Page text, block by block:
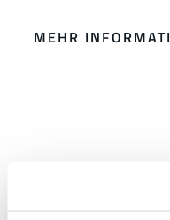
MEHR